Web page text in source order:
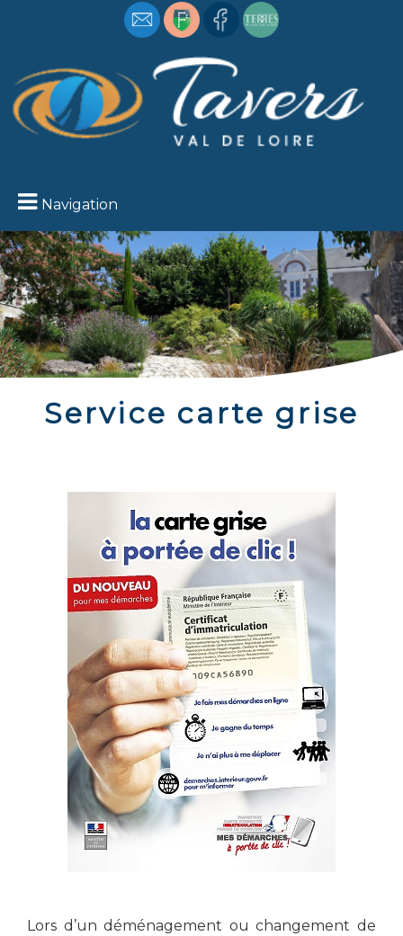
Navigation
Service carte grise
Lors d’un déménagement ou changement de